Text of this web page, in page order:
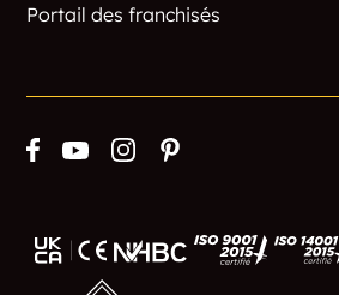
Portail des franchisés